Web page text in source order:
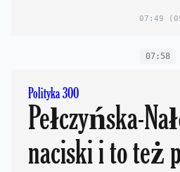
07:49
07:58
Polityka 300
Pełczyńska-
naciski i to też